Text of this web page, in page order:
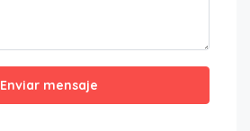
Enviar mensaje